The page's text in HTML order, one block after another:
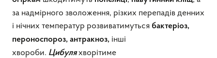
за надмірного зволоження, різких перепадів денних
і нічних температур розвиватимуться бактеріоз,
пероноспороз, антракноз, інші
хвороби. Цибуляхворітиме